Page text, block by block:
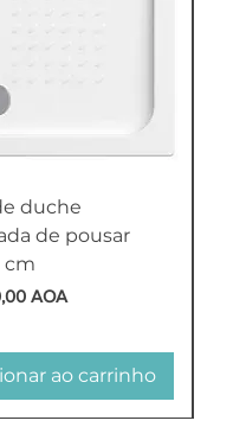
duche
de pousar
cm
AOA
ao carrinho